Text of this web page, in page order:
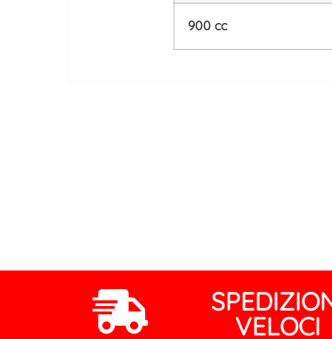
900 cc
VELOCI